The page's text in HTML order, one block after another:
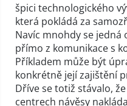
špici technologického
která pokládá za
Navíc mnohdy se jedná
přímo z komunikace s
Příkladem může být
konkrétně její zajištění
Dříve se totiž stávalo,
centrech návěsy